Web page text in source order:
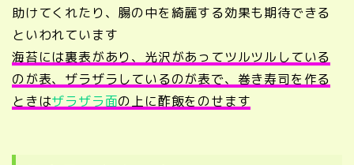
助けてくれたり、腸の中を綺麗する効果も期待できる
といわれています
海苔には裏表があり、光沢があってツルツルしている
のが表、ザラザラしているのが表で、巻き寿司を作る
ときはザラザラ面の上に酢飯をのせます